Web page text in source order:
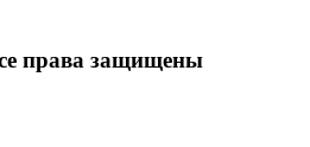
права защищены